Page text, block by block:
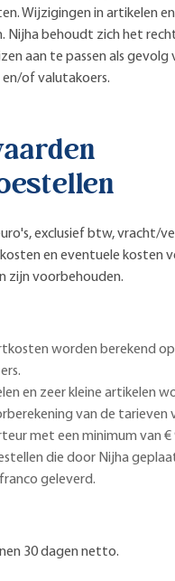
Wijzigingen in artikelen
Nijha behoudt zich het
aan te passen als gevolg
of valutakoers.
exclusief btw, vracht/
en eventuele kosten
zijn voorbehouden.
worden berekend
en zeer kleine artikelen
van de tarieven
met een minimum van €
die door Nijha
geleverd.
30 dagen netto.